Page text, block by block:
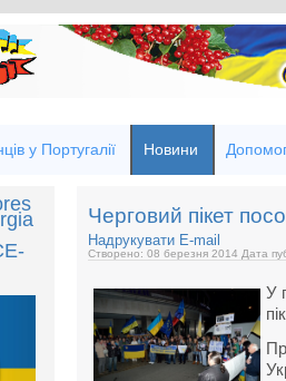
у Португалії Новини
Черговий пікет
Надрукувати E-mail
Створено: 08 березня 2014 Дата
У